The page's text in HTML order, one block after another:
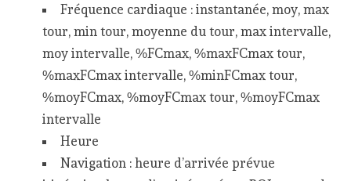
Fréquence cardiaque : instantanée, moy, max
tour, min tour, moyenne du tour, max intervalle,
moy intervalle, %FCmax, %maxFCmax tour,
%maxFCmax intervalle, %minFCmax tour,
%moyFCmax, %moyFCmax tour, %moyFCmax
intervalle
Heure
Navigation : heure d’arrivée prévue